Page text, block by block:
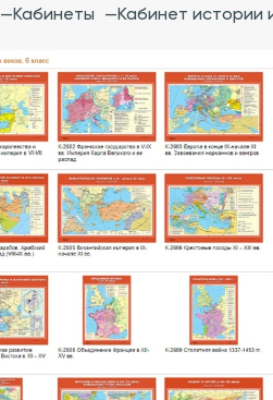
—Кабинеты —Кабинет истории